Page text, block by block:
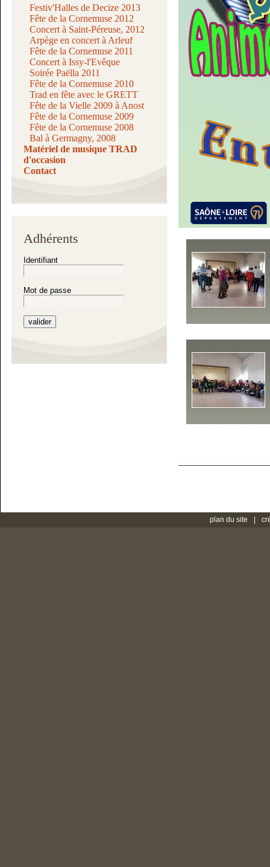
Festiv'Halles de Decize 2013
Fête de la Cornemuse 2012
Concert à Saint-Péreuse, 2012
Arpège en concert à Arleuf
Fête de la Cornemuse 2011
Concert à Issy-l'Evêque
Soirée Paëlla 2011
Fête de la Cornemuse 2010
Trad en fête avec le GRETT
Fête de la Vielle 2009 à Anost
Fête de la Cornemuse 2009
Fête de la Cornemuse 2008
Bal à Germagny, 2008
Matériel de musique TRAD
d'occasion
Contact
Adhérents
Identifiant
Mot de passe
plan du site